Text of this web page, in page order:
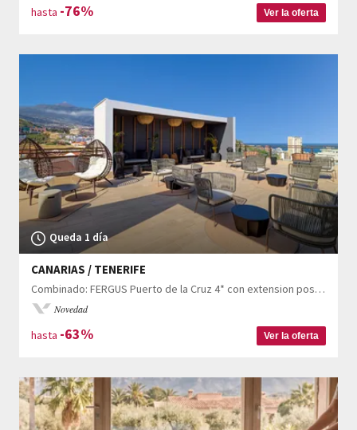
hasta -76% Ver la oferta
Queda 1 día
CANARIAS / TENERIFE
Combinado: FERGUS Puerto de la Cruz 4* con extension posible a La Casona del Patio
Novedad
hasta -63% Ver la oferta